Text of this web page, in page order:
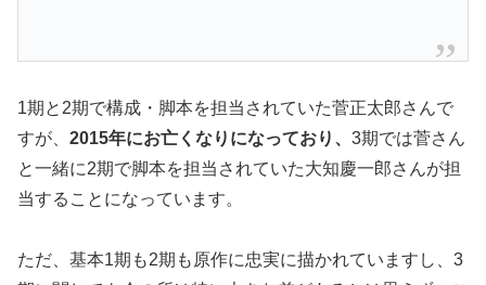
1期と2期で構成・脚本を担当されていた菅正太郎さんで
すが、 2015年にお亡くなりになっており、 3期では菅さん
と一緒に2期で脚本を担当されていた大知慶一郎さんが担
当することになっています。
ただ、基本1期も2期も原作に忠実に描かれていますし、3